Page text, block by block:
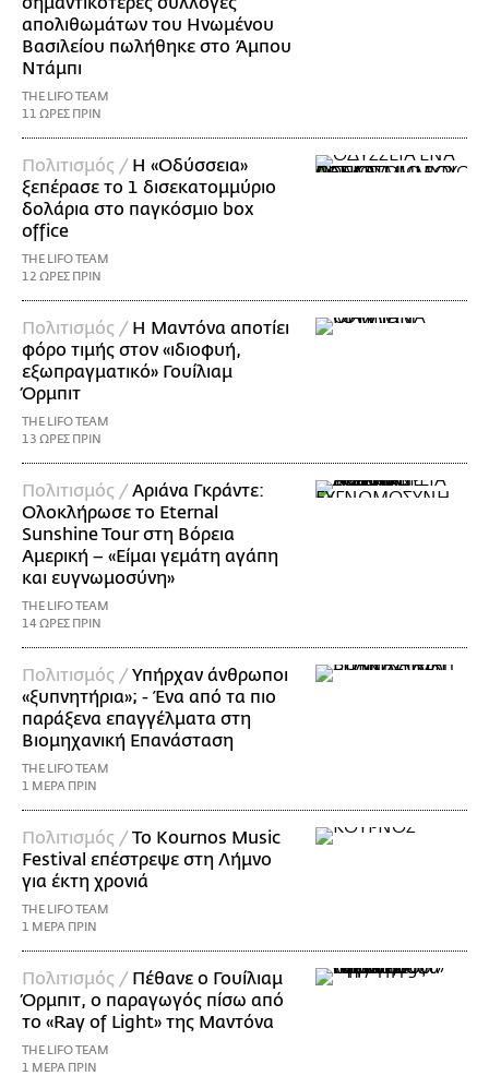
απολιθωμάτων του Ηνωμένου
Βασιλείου πωλήθηκε στο Άμπου
Ντάμπι
THE LIFO TEAM
11 ΩΡΕΣ ΠΡΙΝ
Πολιτισμός / Η «Οδύσσεια»
ξεπέρασε το 1 δισεκατομμύριο
δολάρια στο παγκόσμιο box
office
THE LIFO TEAM
12 ΩΡΕΣ ΠΡΙΝ
Πολιτισμός / Η Μαντόνα αποτίει
φόρο τιμής στον «ιδιοφυή,
εξωπραγματικό» Γουίλιαμ
Όρμπιτ
THE LIFO TEAM
13 ΩΡΕΣ ΠΡΙΝ
Πολιτισμός /Αριάνα Γκράντε:
Ολοκλήρωσε το Eternal
Sunshine Tour στη Βόρεια
Αμερική – «Είμαι γεμάτη αγάπη
και ευγνωμοσύνη»
THE LIFO TEAM
14 ΩΡΕΣ ΠΡΙΝ
Πολιτισμός /Υπήρχαν άνθρωποι
«ξυπνητήρια»; - Ένα από τα πιο
παράξενα επαγγέλματα στη
Βιομηχανική Επανάσταση
THE LIFO TEAM
1 ΜΕΡΑ ΠΡΙΝ
Πολιτισμός /Το Kournos Music
Festival επέστρεψε στη Λήμνο
για έκτη χρονιά
THE LIFO TEAM
1 ΜΕΡΑ ΠΡΙΝ
Πολιτισμός / Πέθανε ο Γουίλιαμ
Όρμπιτ, ο παραγωγός πίσω από
το «Ray of Light» της Μαντόνα
THE LIFO TEAM
1 ΜΕΡΑ ΠΡΙΝ